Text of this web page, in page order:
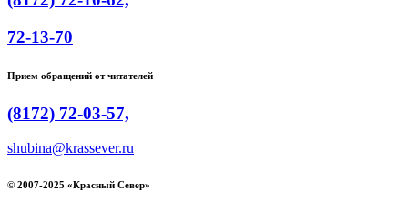
72-13-70
Прием обращений от читателей
(8172) 72-03-57,
shubina@krassever.ru
© 2007-2025 «Красный Север»